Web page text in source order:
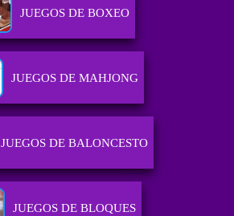
JUEGOS DE BOXEO
JUEGOS DE MAHJONG
JUEGOS DE BALONCESTO
JUEGOS DE BLOQUES